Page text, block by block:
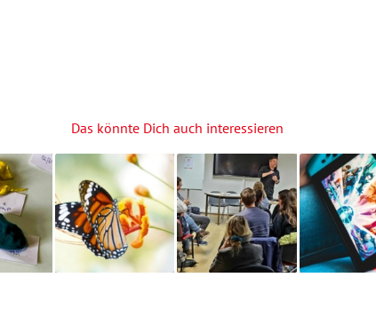
Das könnte Dich auch interessieren